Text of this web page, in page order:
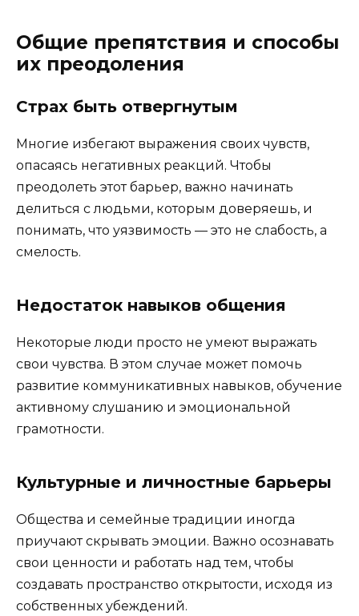
Общие препятствия и способы
их преодоления
Страх быть отвергнутым
Многие избегают выражения своих чувств,
опасаясь негативных реакций. Чтобы
преодолеть этот барьер, важно начинать
делиться с людьми, которым доверяешь, и
понимать, что уязвимость — это не слабость, а
смелость.
Недостаток навыков общения
Некоторые люди просто не умеют выражать
свои чувства. В этом случае может помочь
развитие коммуникативных навыков, обучение
активному слушанию и эмоциональной
грамотности.
Культурные и личностные барьеры
Общества и семейные традиции иногда
приучают скрывать эмоции. Важно осознавать
свои ценности и работать над тем, чтобы
создавать пространство открытости, исходя из
собственных убеждений.